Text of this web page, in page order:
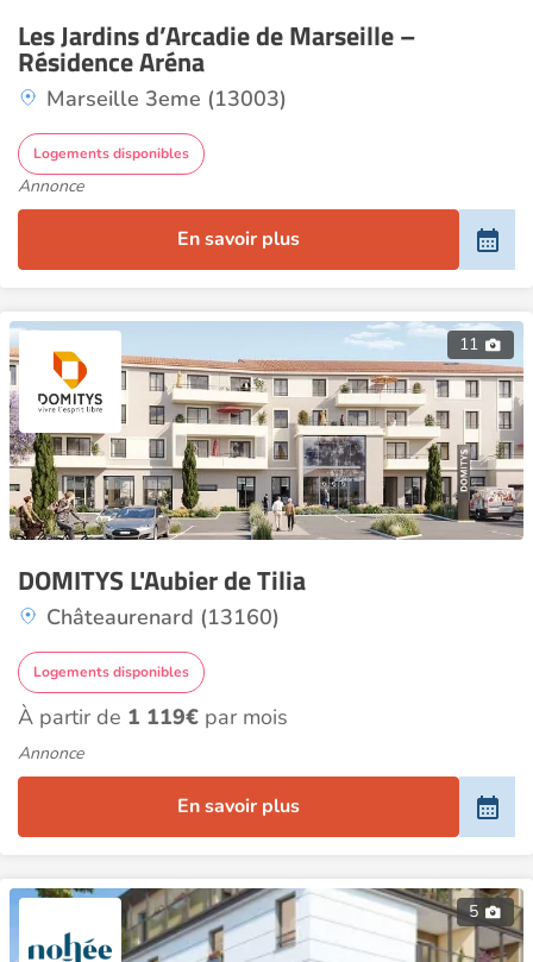
Les Jardins d’Arcadie de Marseille –
Résidence Aréna
Marseille 3eme (13003)
Logements disponibles
Annonce
En savoir plus
11
DOMITYS L'Aubier de Tilia
Châteaurenard (13160)
Logements disponibles
À partir de 1 119€ par mois
Annonce
En savoir plus
5